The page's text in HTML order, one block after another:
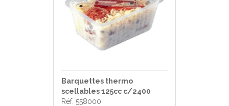
Barquettes thermo
scellables 125cc c/2400
Réf. 558000